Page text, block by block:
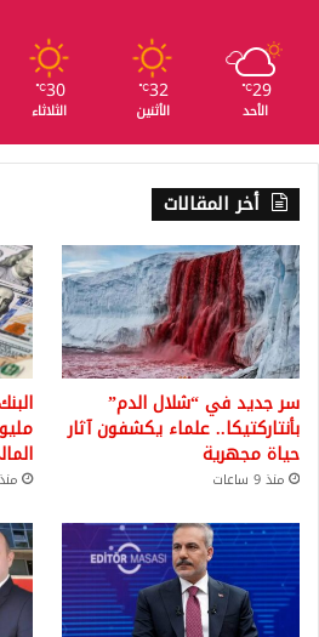
29
℃
الأحد
32
℃
الأثنين
30
℃
الثلاثاء
أخر المقالات
سر جديد في “شلال الدم”
بأنتاركتيكا.. علماء يكشفون آثار
حياة مجهرية
منذ 9 ساعات منذ 9